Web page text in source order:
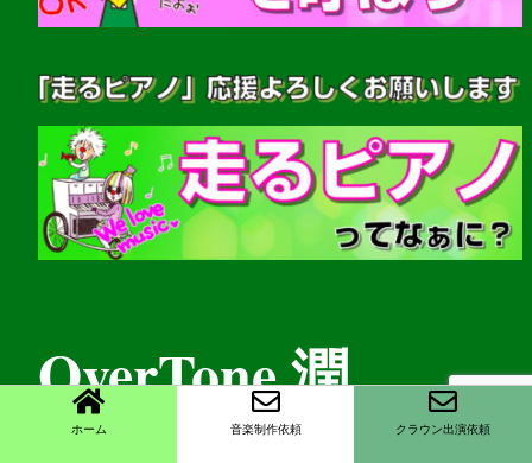
OverTone 潤
ホーム 音楽制作依頼 クラウン出演依頼